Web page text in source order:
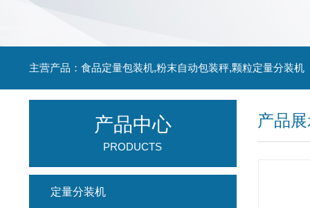
主营产品：食品定量包装机,粉末自动包装秤,颗粒定量分装机
产品
产品中心
PRODUCTS
定量分装机